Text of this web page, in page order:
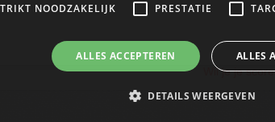
Wil je je
NOODZAKELIJK PRESTATIE
ALLES ACCEPTEREN ALLES
DETAILS WEERGEVEN